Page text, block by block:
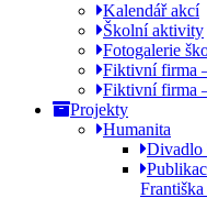
Kalendář akcí
Školní aktivity
Fotogalerie
Fiktivní firma
Fiktivní firma
Projekty
Humanita
Divadlo